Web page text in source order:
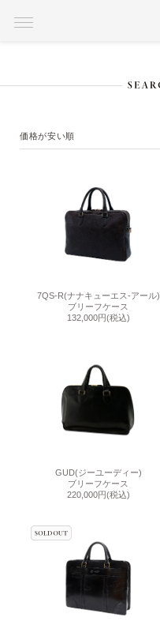
価格が安い順
7QS-R(ナナキューエス-アール)
ブリーフケース
132,000円(税込)
GUD(ジーユーディー)
ブリーフケース
220,000円(税込)